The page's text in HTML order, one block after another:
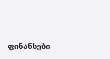
ფინანსები